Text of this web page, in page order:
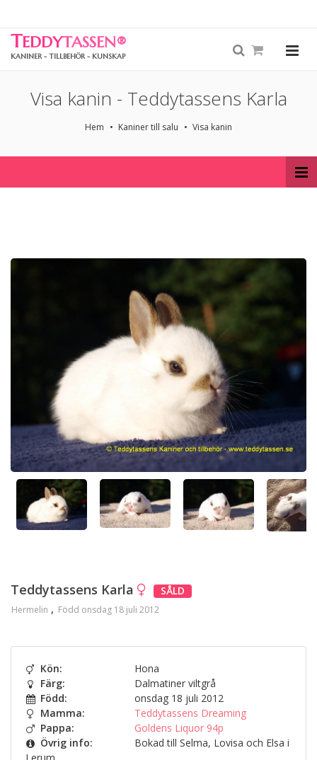
TEDDYTASSEN®
KANINER - TILLBEHÖR - KUNSKAP
Visa kanin - Teddytassens Karla
Hem Kaniner till salu Visa kanin
Teddytassens Karla SÅLD
Hermelin Född onsdag 18 juli 2012
Kön:
Hona
Färg:
Dalmatiner viltgrå
Född:
onsdag 18 juli 2012
Mamma:
Teddytassens Dreaming
Pappa:
Goldens Liquor 94p
Övrig info:
Bokad till Selma, Lovisa och Elsa i